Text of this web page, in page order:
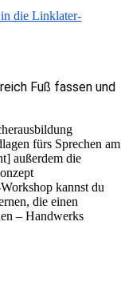
die Linklater-
Fuß fassen und
fürs Sprechen am
außerdem die
kannst du
die einen
– Handwerks